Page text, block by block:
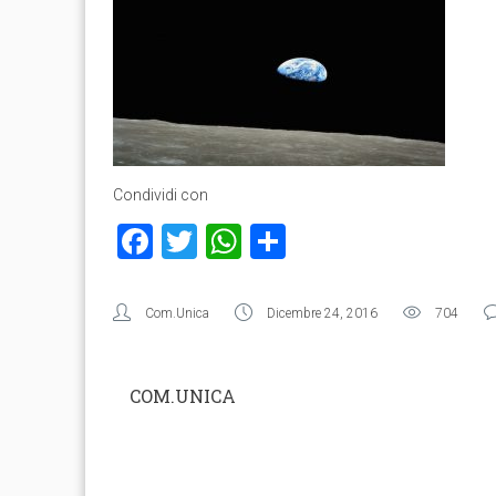
Condividi con
Facebook
TwitterWhatsApp
Com.Unica Dicembre 24, 2016 704
COM.UNICA